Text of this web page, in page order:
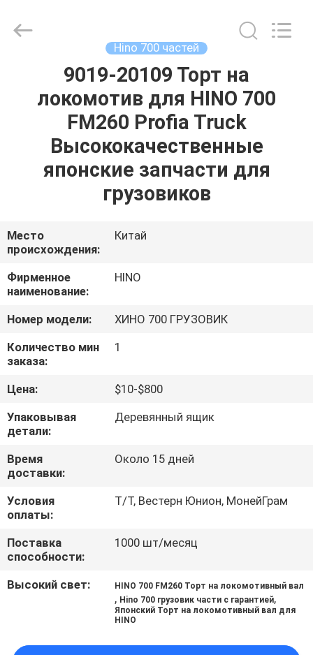
ПРОДУКТЫ
ПУТЕШЕСТВИЕ
ФАБРИКИ
ПРОВЕРКА
КАЧЕСТВА
СВЯЖИТЕСЬ
МЫ
НОВОСТИ
СПРОСИТЕ
ЦИТАТУ
КАРТА
САЙТА
POLICY
Hino 700 частей
9019-20109 Торт на
локомотив для HINO 700
FM260 Profia Truck
Высококачественные
японские запчасти для
грузовиков
Место
происхождения:
Китай
Фирменное
наименование:
HINO
Номер модели:
ХИНО 700 ГРУЗОВИК
Количество мин
заказа:
1
Цена:
$10-$800
Упаковывая
детали:
Деревянный ящик
Время
доставки:
Около 15 дней
Условия
оплаты:
Т/Т, Вестерн Юнион, МонейГрам
Поставка
способности:
1000 шт/месяц
Высокий свет: HINO 700 FM260 Торт на локомотивный вал
, Hino 700 грузовик части с гарантией,
Японский Торт на локомотивный вал для
HINO